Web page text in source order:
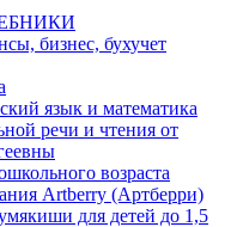
бизнес, бухучет
язык и математика
речи и чтения от
возраста
Artberry (Артберри)
для детей до 1,5